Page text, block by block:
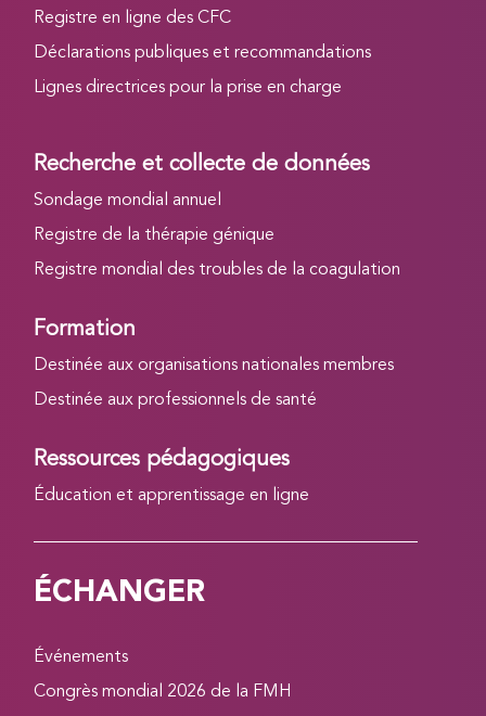
Registre en ligne des CFC
Déclarations publiques et recommandations
Lignes directrices pour la prise en charge
Recherche et collecte de données
Sondage mondial annuel
Registre de la thérapie génique
Registre mondial des troubles de la coagulation
Formation
Destinée aux organisations nationales membres
Destinée aux professionnels de santé
Ressources pédagogiques
Éducation et apprentissage en ligne
ÉCHANGER
Événements
Congrès mondial 2026 de la FMH